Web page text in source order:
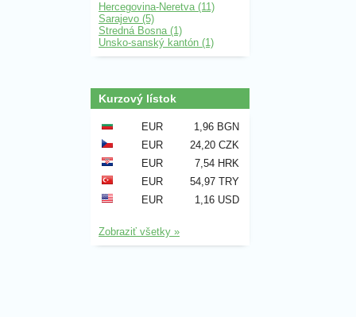
Hercegovina-Neretva (11)
Sarajevo (5)
Stredná Bosna (1)
Unsko-sanský kantón (1)
Kurzový lístok
EUR
1,96 BGN
EUR
24,20 CZK
EUR
7,54 HRK
EUR
54,97 TRY
EUR
1,16 USD
Zobraziť všetky »